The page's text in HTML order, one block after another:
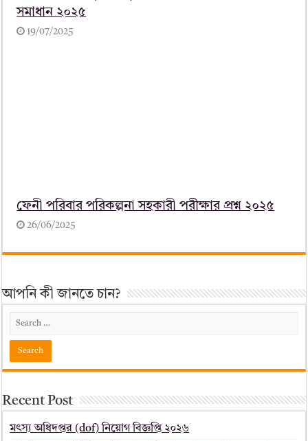
সমাধান ২০২৫
19/07/2025
ফেনী পরিবার পরিকল্পনা সহকারী পরীক্ষার প্রশ্ন ২০২৫
26/06/2025
আপনি কী জানতে চান?
Recent Post
মৎস্য অধিদপ্তর (dof) নিয়োগ বিজ্ঞপ্তি ২০২৬